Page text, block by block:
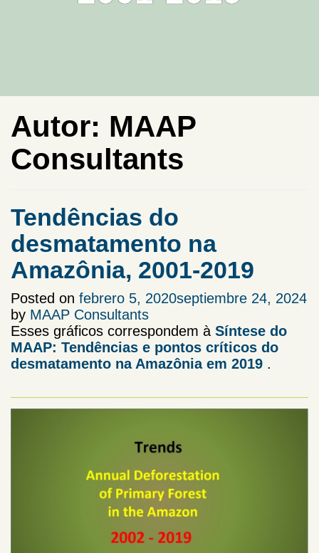
Autor: MAAP
Consultants
Tendências do
desmatamento na
Amazônia, 2001-2019
Posted on febrero 5, 2020septiembre 24, 2024
by MAAP Consultants
Esses gráficos correspondem à Síntese do
MAAP: Tendências e pontos críticos do
desmatamento na Amazônia em 2019 .